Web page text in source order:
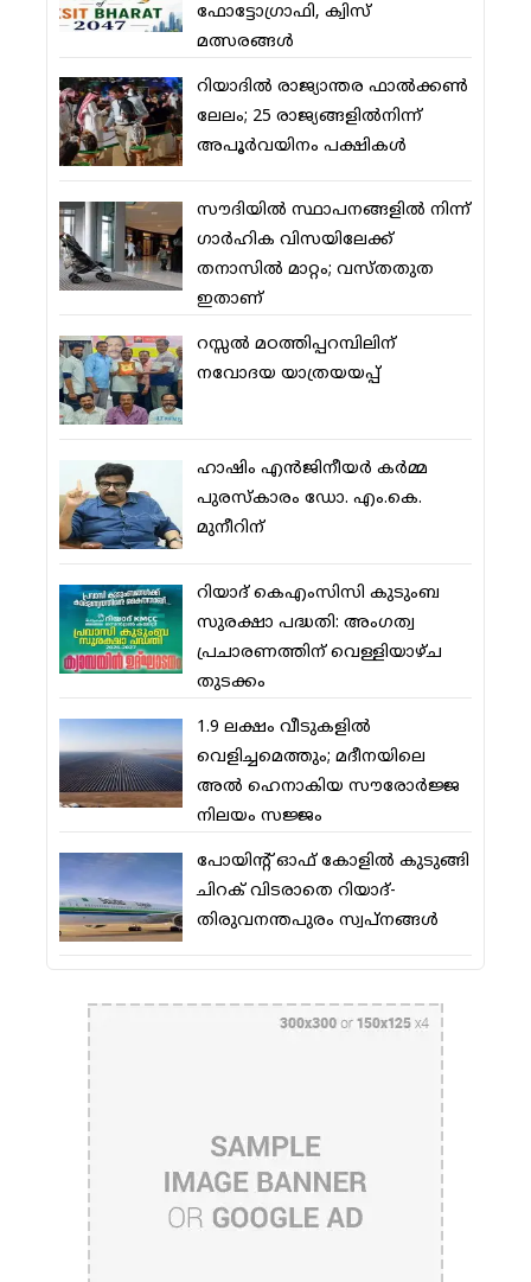
ഫോട്ടോഗ്രാഫി, ക്വിസ്
മത്സരങ്ങള്‍
റിയാദില്‍ രാജ്യാന്തര ഫാല്‍ക്കണ്‍
ലേലം; 25 രാജ്യങ്ങളില്‍നിന്ന്
അപൂര്‍വയിനം പക്ഷികള്‍
സൗദിയില്‍ സ്ഥാപനങ്ങളില്‍ നിന്ന്
ഗാര്‍ഹിക വിസയിലേക്ക്
തനാസില്‍ മാറ്റം; വസ്തതുത
ഇതാണ്
റസ്സല്‍ മഠത്തിപ്പറമ്പിലിന്
നവോദയ യാത്രയയപ്പ്
ഹാഷിം എന്‍ജിനീയര്‍ കര്‍മ്മ
പുരസ്‌കാരം ഡോ. എം.കെ.
മുനീറിന്
റിയാദ് കെഎംസിസി കുടുംബ
സുരക്ഷാ പദ്ധതി: അംഗത്വ
പ്രചാരണത്തിന് വെള്ളിയാഴ്ച
തുടക്കം
1.9 ലക്ഷം വീടുകളില്‍
വെളിച്ചമെത്തും; മദീനയിലെ
അല്‍ ഹെനാകിയ സൗരോര്‍ജ്ജ
നിലയം സജ്ജം
പോയിന്റ് ഓഫ് കോളില്‍ കുടുങ്ങി
ചിറക് വിടരാതെ റിയാദ്-
തിരുവനന്തപുരം സ്വപ്നങ്ങള്‍